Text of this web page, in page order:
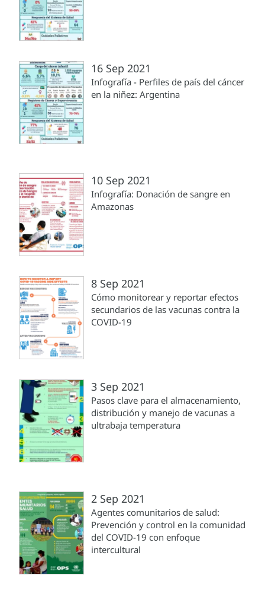
16 Sep 2021
Infografía - Perfiles de país del cáncer
en la niñez: Argentina
10 Sep 2021
Infografía: Donación de sangre en
Amazonas
8 Sep 2021
Cómo monitorear y reportar efectos
secundarios de las vacunas contra la
COVID-19
3 Sep 2021
Pasos clave para el almacenamiento,
distribución y manejo de vacunas a
ultrabaja temperatura
2 Sep 2021
Agentes comunitarios de salud:
Prevención y control en la comunidad
del COVID-19 con enfoque
intercultural